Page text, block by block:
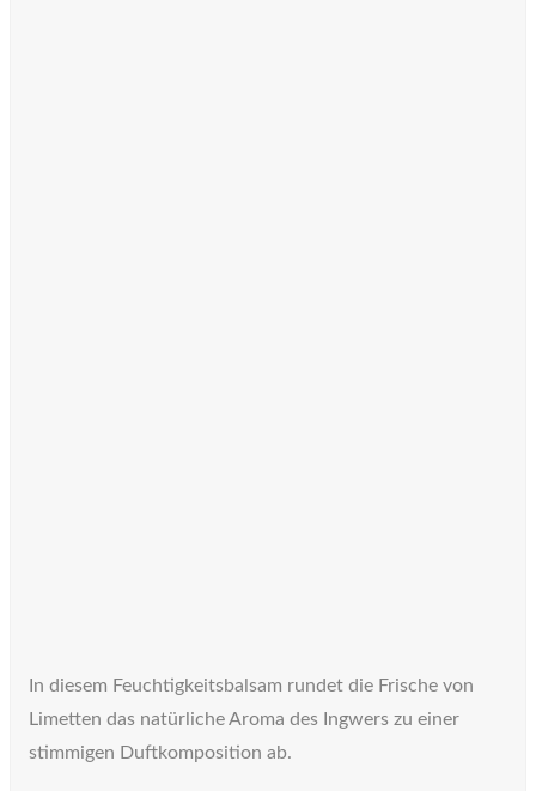
In diesem Feuchtigkeitsbalsam rundet die Frische von
Limetten das natürliche Aroma des Ingwers zu einer
stimmigen Duftkomposition ab.